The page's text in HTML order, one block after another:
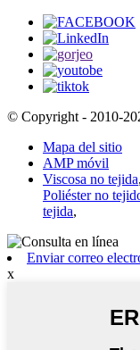
© Copyright - 2010-
Mapa del sitio
AMP móvil
Viscosa no tejida,
Poliéster no
tejida,
Enviar correo
x